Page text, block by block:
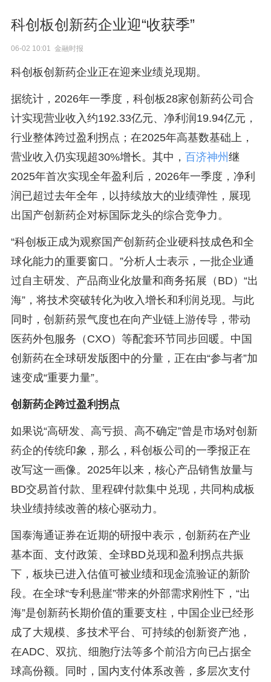
科创板创新药企业迎“收获季”
06-02 10:01 金融时报
科创板创新药企业正在迎来业绩兑现期。
据统计，2026年一季度，科创板28家创新药公司合
计实现营业收入约192.33亿元、净利润19.94亿元，
行业整体跨过盈利拐点；在2025年高基数基础上，
营业收入仍实现超30%增长。其中， 百济神州 继
2025年首次实现全年盈利后，2026年一季度，净利
润已超过去年全年，以持续放大的业绩弹性，展现
出国产创新药企对标国际龙头的综合竞争力。
“科创板正成为观察国产创新药企业硬科技成色和全
球化能力的重要窗口。”分析人士表示，一批企业通
过自主研发、产品商业化放量和商务拓展（BD）“出
海”，将技术突破转化为收入增长和利润兑现。与此
同时，创新药景气度也在向产业链上游传导，带动
医药外包服务（CXO）等配套环节同步回暖。中国
创新药在全球研发版图中的分量，正在由“参与者”加
速变成“重要力量”。
创新药企跨过盈利拐点
如果说“高研发、高亏损、高不确定”曾是市场对创新
药企的传统印象，那么，科创板公司的一季报正在
改写这一画像。2025年以来，核心产品销售放量与
BD交易首付款、里程碑付款集中兑现，共同构成板
块业绩持续改善的核心驱动力。
国泰海通证券在近期的研报中表示，创新药在产业
基本面、支付政策、全球BD兑现和盈利拐点共振
下，板块已进入估值可被业绩和现金流验证的新阶
段。在全球“专利悬崖”带来的外部需求刚性下，“出
海”是创新药长期价值的重要支柱，中国企业已经形
成了大规模、多技术平台、可持续的创新资产池，
在ADC、双抗、细胞疗法等多个前沿方向已占据全
球高份额。同时，国内支付体系改善，多层次支付